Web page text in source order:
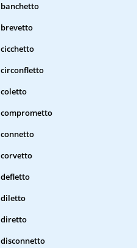
banchetto
brevetto
cicchetto
circonfletto
coletto
comprometto
connetto
corvetto
defletto
diletto
diretto
disconnetto